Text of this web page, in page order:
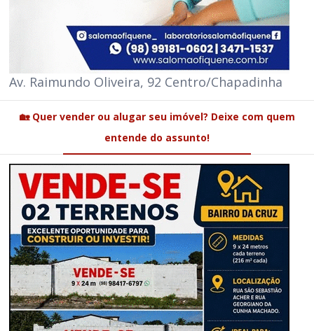
Av. Raimundo Oliveira, 92 Centro/Chapadinha
🏡 Quer vender ou alugar seu imóvel? Deixe com quem
entende do assunto!